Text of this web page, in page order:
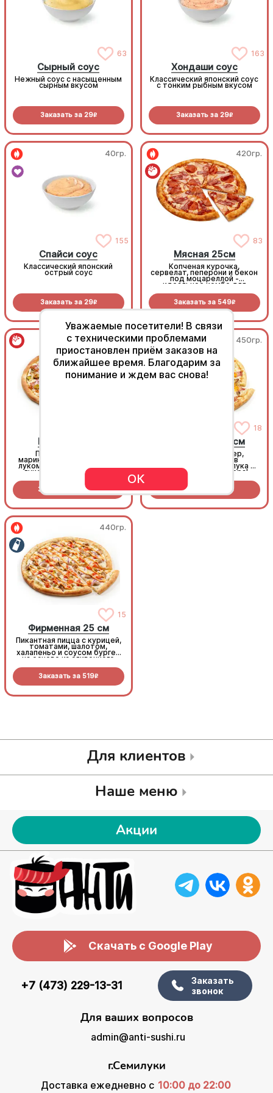
63
Сырный соус
Нежный соус с насыщенным
сырным вкусом
Заказать за 29R
163
Хондаши соус
Классический японский соус
с тонким рыбным вкусом
Заказать за 29R
40гр.
155
Спайси соус
Классический японский
острый соус
Заказать за 29R
420гр.
83
Мясная 25см
Копченая курочка,
сервелат, пеперони и бекон
под моцареллой -
идеальное комбо для
Заказать за 549R
420гр.
Бургер 25 см
Пицца с беконом,
маринованными огурцами,
луком шалот и хрустящим
луком фри на томатной
Заказать за 569R
450гр.
18
Сыр и мясо 25 см
Моцарелла, чеддер,
курочка и бекон в
сочетании соусов и лука -
идеальная для вечера!
Заказать за R
440гр.
15
Фирменная 25 см
Пикантная пицца с курицей,
томатами, шалотом,
халапеньо и соусом бургер
на основе из сливочного
Заказать за 519R
Для клиентов
Наше меню
Акции
Скачать с Google Play
+7 (473) 229-13-31
Заказать
звонок
Для ваших вопросов
admin@anti-sushi.ru
г.Семилуки
Доставка ежедневно с 10:00 до 22:00
Уважаемые посетители! В связи
с техническими проблемами
приостановлен приём заказов на
ближайшее время. Благодарим за
понимание и ждем вас снова!
ОК